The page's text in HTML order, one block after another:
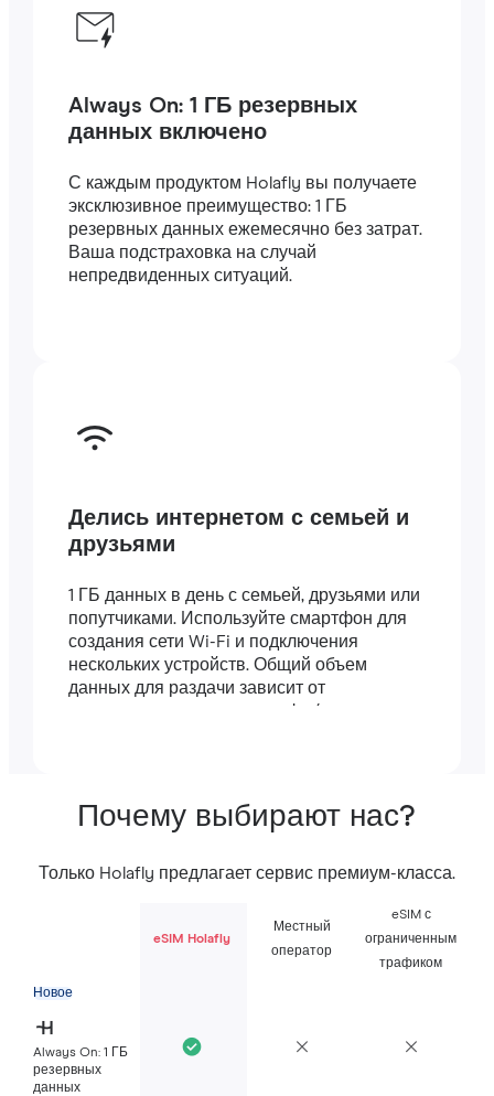
Always On: 1 ГБ резервных
данных включено
С каждым продуктом Holafly вы получаете
эксклюзивное преимущество: 1 ГБ
резервных данных ежемесячно без затрат.
Ваша подстраховка на случай
непредвиденных ситуаций.
Делись интернетом с семьей и
друзьями
1 ГБ данных в день с семьей, друзьями или
попутчиками. Используйте смартфон для
создания сети Wi-Fi и подключения
нескольких устройств. Общий объем
данных для раздачи зависит от
длительности вашего тарифа (например,
Почему выбирают нас?
Только Holafly предлагает сервис премиум-класса.
eSIM Holafly
Местный
оператор
eSIM с
ограниченным
трафиком
Новое
Always On: 1 ГБ
резервных
данных